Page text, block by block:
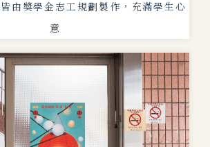
由獎學金志工規劃製作，充滿學生心
意